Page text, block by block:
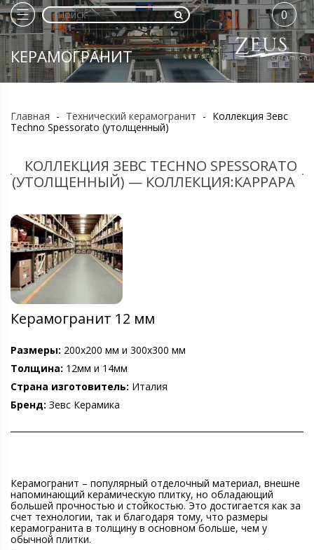
КЕРАМОГРАНИТ
0
Главная - Технический керамогранит - Коллекция Зевс
Techno Spessorato (утолщенный)
КОЛЛЕКЦИЯ ЗЕВС TECHNO SPESSORATO
(УТОЛЩЕННЫЙ) — КОЛЛЕКЦИЯ:КАРРАРА
Керамогранит 12 мм
Размеры: 200х200 мм и 300х300 мм
Толщина: 12мм и 14мм
Страна изготовитель: Италия
Бренд: Зевс Керамика
Керамогранит – популярный отделочный материал, внешне
напоминающий керамическую плитку, но обладающий
большей прочностью и стойкостью. Это достигается как за
счет технологии, так и благодаря тому, что размеры
керамогранита в толщину в основном больше, чем у
обычной плитки.